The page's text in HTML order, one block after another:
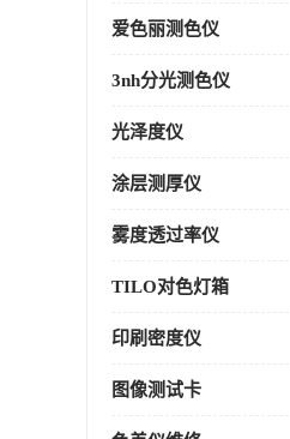
爱色丽测色仪
3nh分光测色仪
光泽度仪
涂层测厚仪
雾度透过率仪
TILO对色灯箱
印刷密度仪
图像测试卡